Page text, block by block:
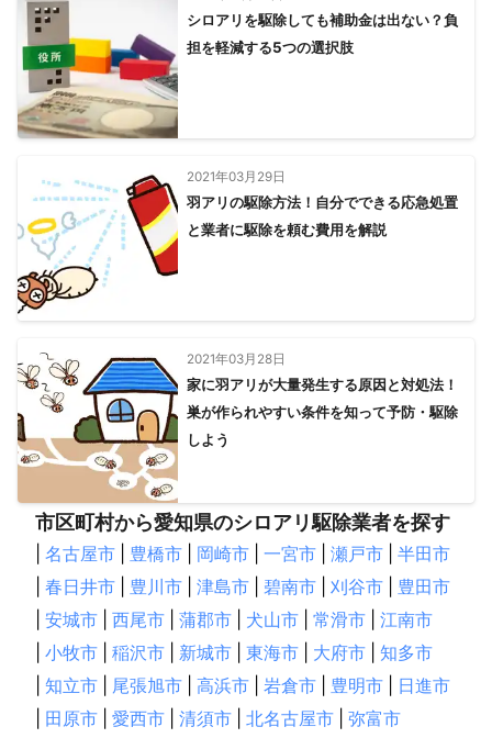
シロアリを駆除しても補助金は出ない？負
担を軽減する5つの選択肢
2021年03月29日
羽アリの駆除方法！自分でできる応急処置
と業者に駆除を頼む費用を解説
2021年03月28日
家に羽アリが大量発生する原因と対処法！
巣が作られやすい条件を知って予防・駆除
しよう
市区町村から愛知県のシロアリ駆除業者を探す
名古屋市 豊橋市 岡崎市 一宮市 瀬戸市
半田市
春日井市 豊川市 津島市 碧南市 刈谷市
豊田市
安城市 西尾市 蒲郡市 犬山市 常滑市
江南市
小牧市 稲沢市 新城市 東海市 大府市
知多市
知立市 尾張旭市 高浜市 岩倉市 豊明市
日進市
田原市 愛西市 清須市 北名古屋市
弥富市